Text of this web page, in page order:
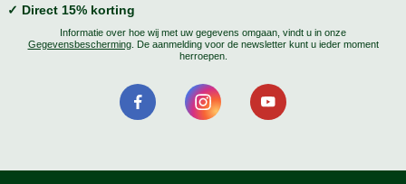
✓ Direct 15% korting
Informatie over hoe wij met uw gegevens omgaan, vindt u in onze
Gegevensbescherming. De aanmelding voor de newsletter kunt u ieder moment
herroepen.